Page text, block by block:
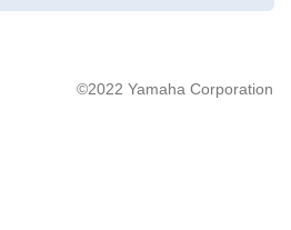
©2022 Yamaha Corporation